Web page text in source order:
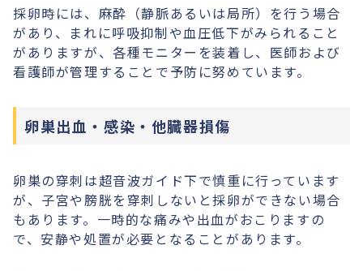
採卵時には、麻酔（静脈あるいは局所）を行う場合
があり、まれに呼吸抑制や血圧低下がみられること
がありますが、各種モニターを装着し、医師および
看護師が管理することで予防に努めています。
卵巣出血・感染・他臓器損傷
卵巣の穿刺は超音波ガイド下で慎重に行っています
が、子宮や膀胱を穿刺しないと採卵ができない場合
もあります。一時的な痛みや出血がおこりますの
で、安静や処置が必要となることがあります。